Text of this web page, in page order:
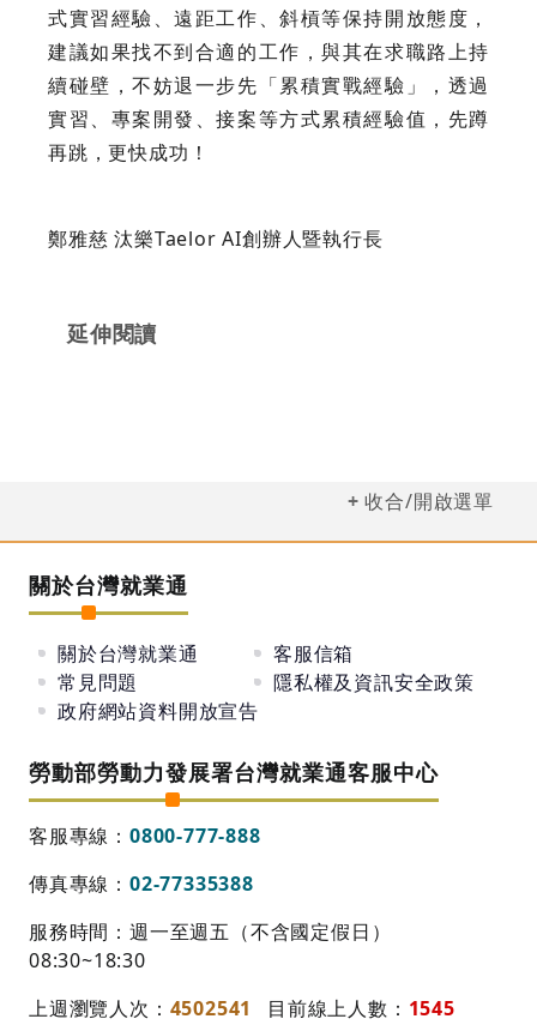
式實習經驗、遠距工作、斜槓等保持開放態度，
建議如果找不到合適的工作，與其在求職路上持
續碰壁，不妨退一步先「累積實戰經驗」，透過
實習、專案開發、接案等方式累積經驗值，先蹲
再跳，更快成功！
鄭雅慈 汰樂Taelor AI創辦人暨執行長
延伸閱讀
收合/開啟選單
關於台灣就業通
關於台灣就業通
客服信箱
常見問題
隱私權及資訊安全政策
政府網站資料開放宣告
勞動部勞動力發展署台灣就業通客服中心
客服專線： 0800-777-888
傳真專線： 02-77335388
服務時間：週一至週五（不含國定假日）
08:30~18:30
上週瀏覽人次： 4502541 目前線上人數： 1545